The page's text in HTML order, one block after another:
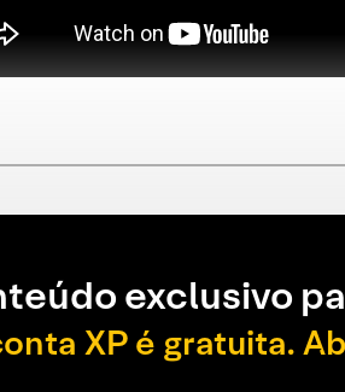
exclusivo
XP é gratuita.